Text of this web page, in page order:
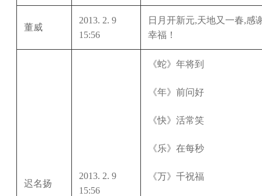
董威
2013. 2. 9
15:56
日月开新元,天地又一春,感
幸福！
迟名扬
2013. 2. 9
15:56
《蛇》年将到
《年》前问好
《快》活常笑
《乐》在每秒
《万》千祝福